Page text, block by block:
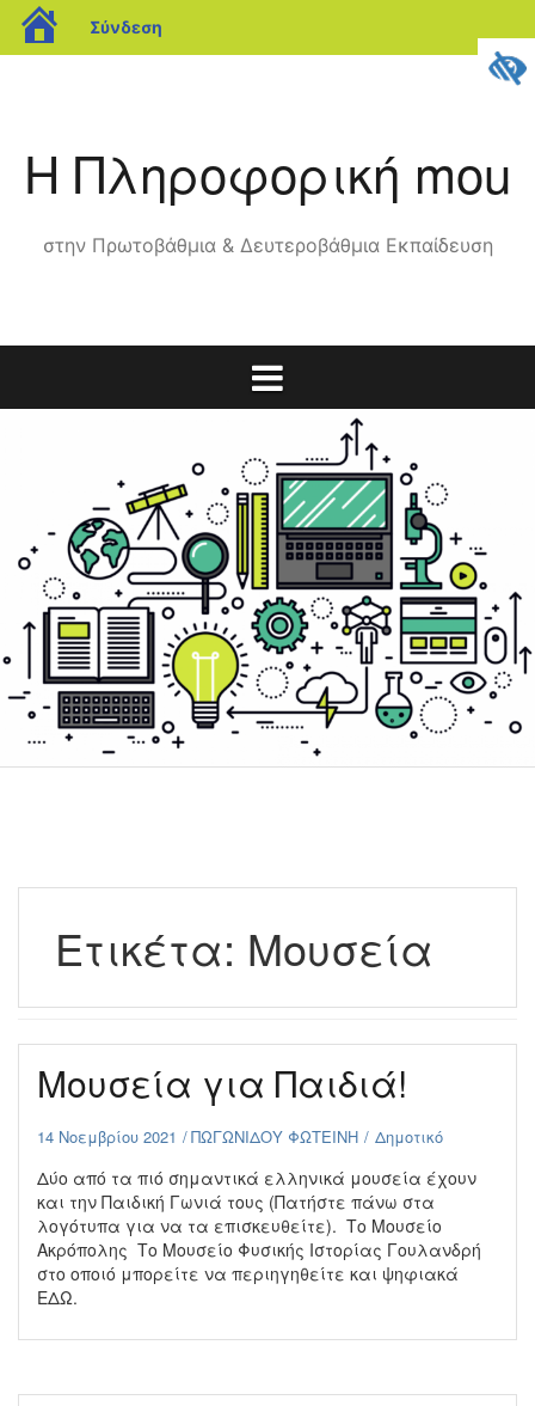
blogs.sch.gr
Σύνδεση
Η Πληροφορική mou
στην Πρωτοβάθμια & Δευτεροβάθμια Εκπαίδευση
Ετικέτα: Μουσεία
Μουσεία για Παιδιά!
14 Νοεμβρίου 2021 ΠΩΓΩΝΙΔΟΥ ΦΩΤΕΙΝΗ Δημοτικό
Δύο από τα πιό σημαντικά ελληνικά μουσεία έχουν
και την Παιδική Γωνιά τους (Πατήστε πάνω στα
λογότυπα για να τα επισκευθείτε). Το Μουσείο
Ακρόπολης Το Μουσείο Φυσικής Ιστορίας Γουλανδρή
στο οποιό μπορείτε να περιηγηθείτε και ψηφιακά
ΕΔΩ.